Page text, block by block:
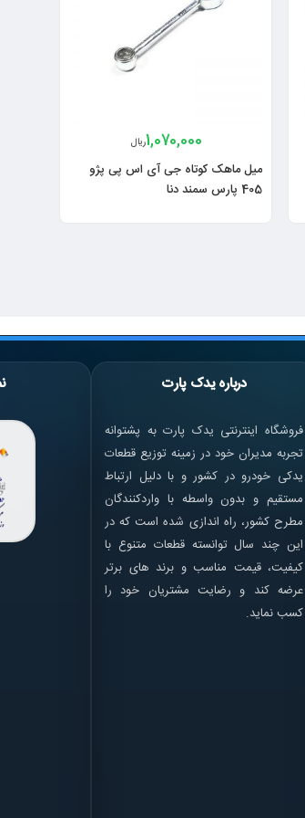
1,070,000ریال
میل ماهک کوتاه جی آی اس پی پژو
405 پارس سمند دنا
درباره یدک پارت
فروشگاه اینترنتی یدک پارت به پشتوانه
تجربه مدیران خود در زمینه توزیع قطعات
یدکی خودرو در کشور و با دلیل ارتباط
مستقیم و بدون واسطه با واردکنندگان
مطرح کشور، راه اندازی شده است که در
این چند سال توانسته قطعات متنوع با
کیفیت، قیمت مناسب و برند های برتر
عرضه کند و رضایت مشتریان خود را
کسب نماید.